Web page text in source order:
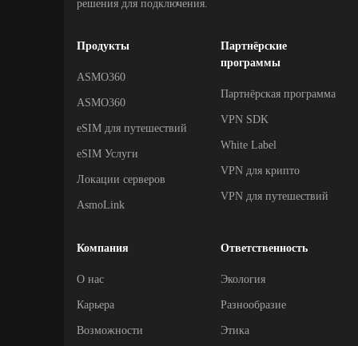
решения для подключения.
Продукты
ASMO360
ASMO360
eSIM для путешествий
eSIM Услуги
Локации серверов
AsmoLink
Партнёрские
программы
Партнёрская программа
VPN SDK
White Label
VPN для крипто
VPN для путешествий
Компания
О нас
Карьера
Возможности
Ответственность
Экология
Разнообразие
Этика